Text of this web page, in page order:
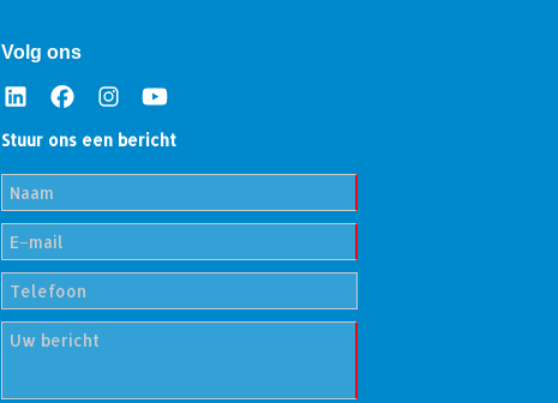
Volg ons
Stuur ons een bericht